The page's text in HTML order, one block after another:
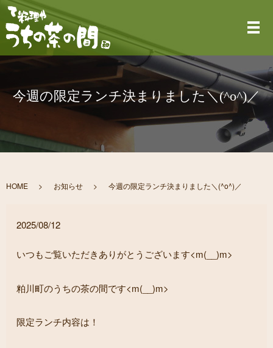
メ
今週の限定ランチ決まりました＼(^o^)／
HOME お知らせ 今週の限定ランチ決まりました＼(^o^)／
2025/08/12
いつもご覧いただきありがとうございます<m(__)m>
粕川町のうちの茶の間です<m(__)m>
限定ランチ内容は！